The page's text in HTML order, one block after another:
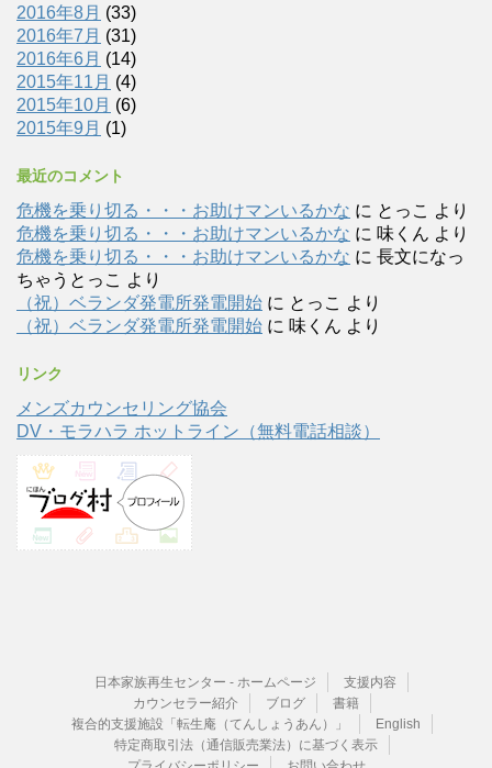
2016年8月 (33)
2016年7月 (31)
2016年6月 (14)
2015年11月 (4)
2015年10月 (6)
2015年9月 (1)
最近のコメント
危機を乗り切る・・・お助けマンいるかな に とっこ より
危機を乗り切る・・・お助けマンいるかな に 味くん より
危機を乗り切る・・・お助けマンいるかな に 長文になっ
ちゃうとっこ より
（祝）ベランダ発電所発電開始 に とっこ より
（祝）ベランダ発電所発電開始 に 味くん より
リンク
メンズカウンセリング協会
DV・モラハラ ホットライン（無料電話相談）
日本家族再生センター - ホームページ
支援内容
カウンセラー紹介
ブログ
書籍
複合的支援施設「転生庵（てんしょうあん）」
English
特定商取引法（通信販売業法）に基づく表示